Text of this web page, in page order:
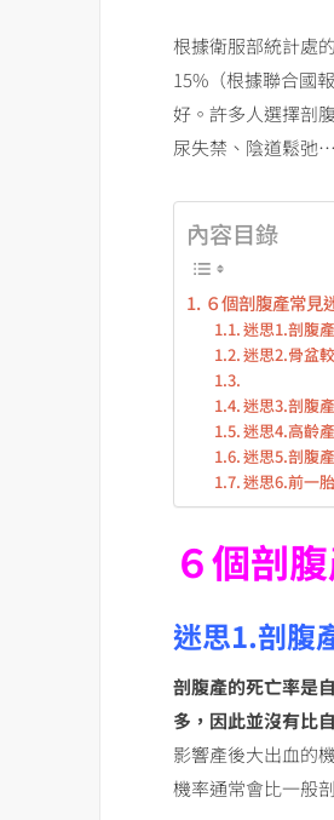
根據衛服部統計處
15%（根據聯合國
好。許多人選擇剖
尿失禁、陰道鬆弛
內容目錄
６個剖腹產常見
迷思1.剖腹
迷思2.骨盆
迷思3.剖腹
迷思4.高齡
迷思5.剖腹
迷思6.前一
６個剖
迷思1.剖腹
剖腹產的死亡率是
多，因此並沒有比
影響產後大出血的
機率通常會比一般